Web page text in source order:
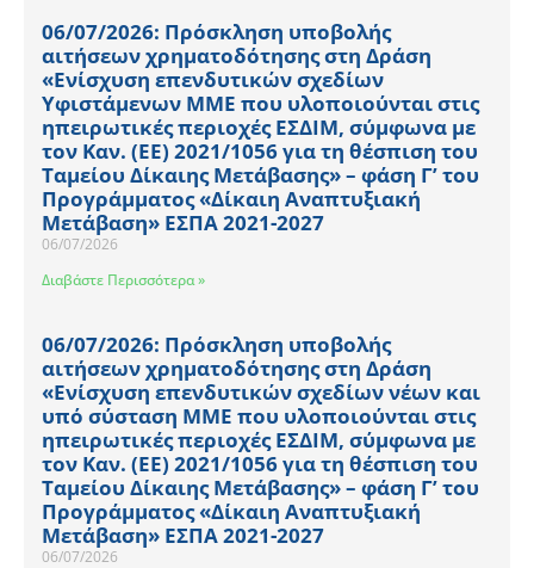
06/07/2026: Πρόσκληση υποβολής
αιτήσεων χρηματοδότησης στη Δράση
«Ενίσχυση επενδυτικών σχεδίων
Υφιστάμενων ΜΜΕ που υλοποιούνται στις
ηπειρωτικές περιοχές ΕΣΔΙΜ, σύμφωνα με
τον Καν. (ΕΕ) 2021/1056 για τη θέσπιση του
Ταμείου Δίκαιης Μετάβασης» – φάση Γ’ του
Προγράμματος «Δίκαιη Αναπτυξιακή
Μετάβαση» ΕΣΠΑ 2021-2027
06/07/2026
Διαβάστε Περισσότερα »
06/07/2026: Πρόσκληση υποβολής
αιτήσεων χρηματοδότησης στη Δράση
«Ενίσχυση επενδυτικών σχεδίων νέων και
υπό σύσταση ΜΜΕ που υλοποιούνται στις
ηπειρωτικές περιοχές ΕΣΔΙΜ, σύμφωνα με
τον Καν. (ΕΕ) 2021/1056 για τη θέσπιση του
Ταμείου Δίκαιης Μετάβασης» – φάση Γ’ του
Προγράμματος «Δίκαιη Αναπτυξιακή
Μετάβαση» ΕΣΠΑ 2021-2027
06/07/2026